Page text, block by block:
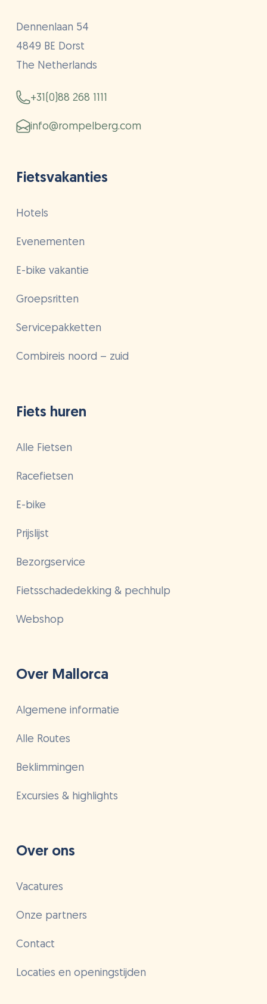
Dennenlaan 54
4849 BE Dorst
The Netherlands
+31(0)88 268 1111
info@rompelberg.com
Fietsvakanties
Hotels
Evenementen
E-bike vakantie
Groepsritten
Servicepakketten
Combireis noord – zuid
Fiets huren
Alle Fietsen
Racefietsen
E-bike
Prijslijst
Bezorgservice
Fietsschadedekking & pechhulp
Webshop
Over Mallorca
Algemene informatie
Alle Routes
Beklimmingen
Excursies & highlights
Over ons
Vacatures
Onze partners
Contact
Locaties en openingstijden